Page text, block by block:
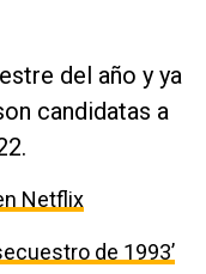
del año y ya
candidatas a
Netflix
de 1993’